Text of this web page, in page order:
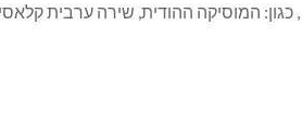
המוסיקה ההודית, שירה ערבית